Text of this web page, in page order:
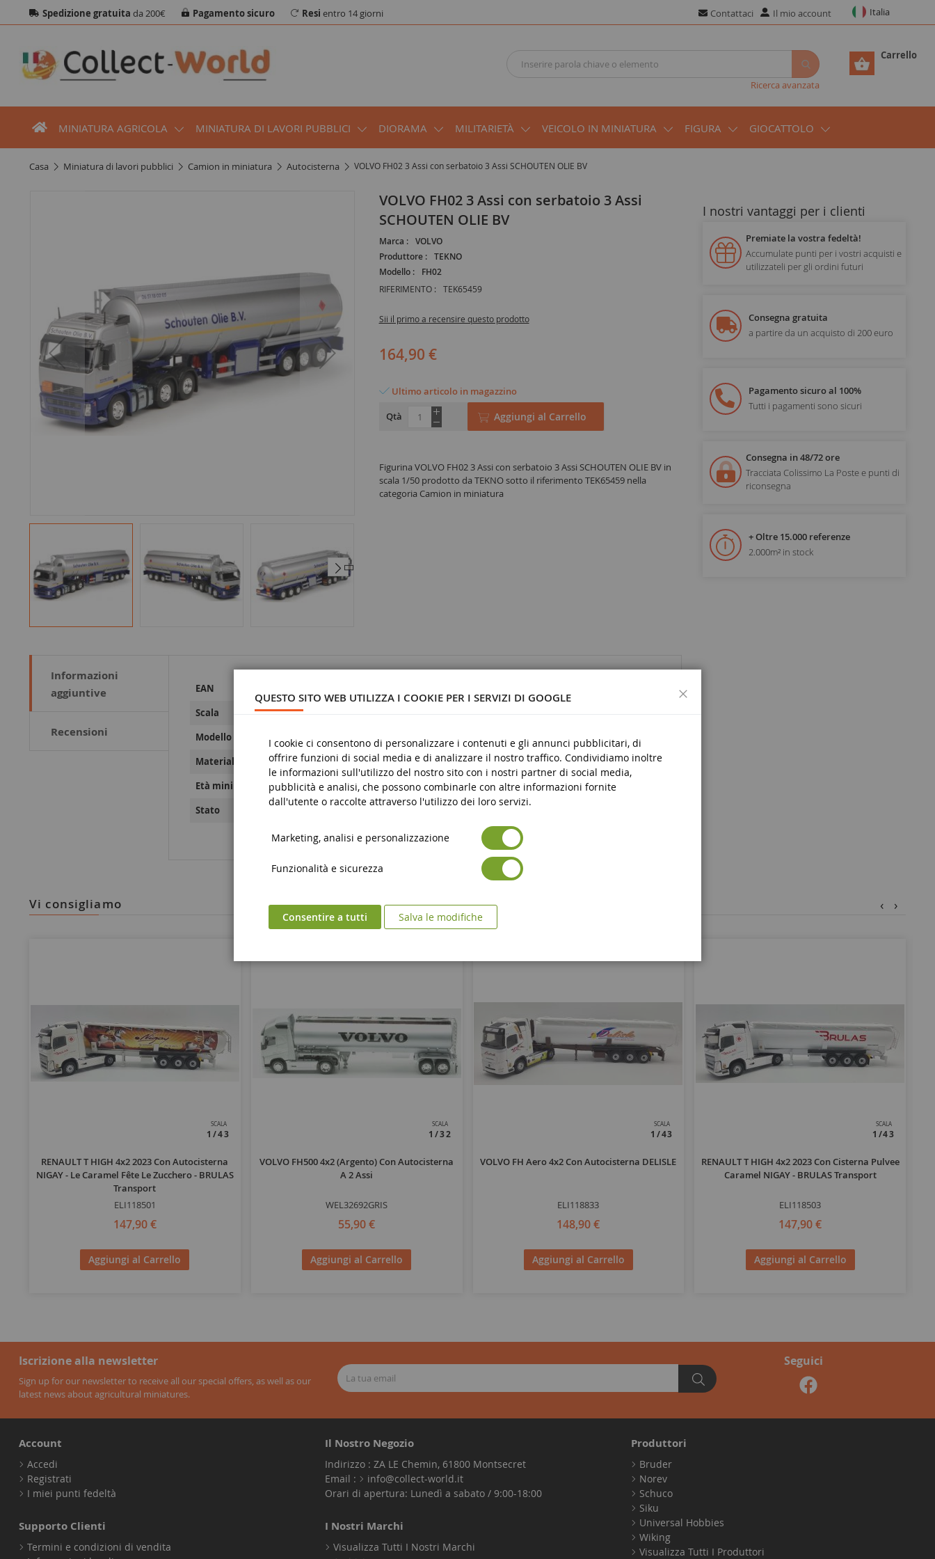
Spedizione gratuita da 200€ Pagamento sicuro Resi entro 14 giorni Contattaci Il mio account Italia
Carrello
Ricerca avanzata
MINIATURA AGRICOLA MINIATURA DI LAVORI PUBBLICI DIORAMA MILITARIETÀ VEICOLO IN MINIATURA FIGURA GIOCATTOLO
casa miniatura di lavori pubblici camion in miniatura autocisterna VOLVO FH02 3 Assi con serbatoio 3 Assi SCHOUTEN OLIE BV
VOLVO FH02 3 Assi con serbatoio 3 Assi
SCHOUTEN OLIE BV
Marca :
VOLVO
Produttore :
TEKNO
Modello :
FH02
RIFERIMENTO : TEK65459
Sii il primo a recensire questo prodotto
164,90 €
Ultimo articolo in magazzino
Qtà
Aggiungi al Carrello
Figurina VOLVO FH02 3 Assi con serbatoio 3 Assi SCHOUTEN OLIE BV in
scala 1/50 prodotto da TEKNO sotto il riferimento TEK65459 nella
categoria Camion in miniatura
Informazioni
aggiuntive
Recensioni
Informazioni
EAN
Scala 1/50
Modello
Materiale Metallo
Età minima 14 anni e oltre
Stato Nove
I nostri vantaggi per i clienti
Premiate la vostra fedeltà!
Accumulate punti per i vostri acquisti e
utilizzateli per gli ordini futuri
Consegna gratuita
a partire da un acquisto di 200 euro
Pagamento sicuro al 100%
Tutti i pagamenti sono sicuri
Consegna in 48/72 ore
Tracciata Colissimo La Poste e punti di
riconsegna
+ Oltre 15.000 referenze
2.000m² in stock
vi consigliamo
SCALA
1/43
RENAULT T HIGH 4x2 2023 Con Autocisterna
NIGAY - Le Caramel Fête Le Zucchero - BRULAS
Transport
ELI118501
147,90 €
Aggiungi al Carrello
SCALA
1/32
VOLVO FH500 4x2 (Argento) Con Autocisterna
A 2 Assi
WEL32692GRIS
55,90 €
Aggiungi al Carrello
SCALA
1/43
VOLVO FH Aero 4x2 Con Autocisterna DELISLE
ELI118833
148,90 €
Aggiungi al Carrello
SCALA
1/43
RENAULT T HIGH 4x2 2023 Con Cisterna Pulvee
Caramel NIGAY - BRULAS Transport
ELI118503
147,90 €
Aggiungi al Carrello
‹ ›
Iscrizione alla newsletter
Sign up for our newsletter to receive all our special offers, as well as our
latest news about agricultural miniatures.
Seguici
Account
Accedi
Registrati
I miei punti fedeltà
Supporto Clienti
Termini e condizioni di vendita
Il Nostro Negozio
Indirizzo : ZA LE Chemin, 61800 Montsecret
Email :
info@collect-world.it
Orari di apertura: Lunedì a sabato / 9:00-18:00
I Nostri Marchi
Visualizza Tutti I Nostri Marchi
Produttori
Bruder
Norev
Schuco
Siku
Universal Hobbies
Wiking
Visualizza Tutti I Produttori
QUESTO SITO WEB UTILIZZA I COOKIE PER I SERVIZI DI GOOGLE
I cookie ci consentono di personalizzare i contenuti e gli annunci pubblicitari, di
offrire funzioni di social media e di analizzare il nostro traffico. Condividiamo inoltre
le informazioni sull'utilizzo del nostro sito con i nostri partner di social media,
pubblicità e analisi, che possono combinarle con altre informazioni fornite
dall'utente o raccolte attraverso l'utilizzo dei loro servizi.
Marketing, analisi e personalizzazione
Funzionalità e sicurezza
Consentire a tutti Salva le modifiche